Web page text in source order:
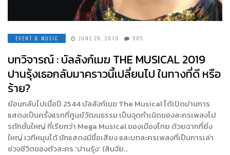
EVENT & MUSIC JUNE 28, 2019 885
บทวิจารณ์ : บัลลังก์เมฆ THE MUSICAL 2019
ปานรุ้งเธอกลับมาคราวนี้เปลี่ยนไป ในทางที่ดี หรือ
ร้าย?
ย้อนกลับไปเมื่อปี 2544 บัลลังก์เมฆ The Musical ได้เปิดม่านการ
แสดงเป็นครั้งแรกที่ศูนย์วัฒนธรรม เป็นจุดกำเนิดของละครเพลงโป
รดักชั่นใหญ่ ที่เรียกว่า Mega Musical ของเมืองไทย ด้วยฉากที่ยิ่ง
ใหญ่ เวทีหมุนได้ นักแสดงมีชื่อเสียง และบทละครเพลงที่เป็นการเล่า
ช่วงชีวิตของตัวละคร ‘ปานรุ้ง’ (สินจัย…